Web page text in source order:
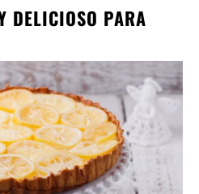
DELICIOSO PARA